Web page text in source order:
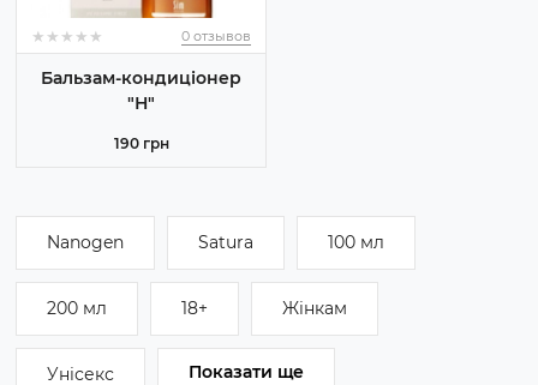
★
★ ★
★ ★
★ ★
★ ★
★ 0 отзывов
Бальзам-кондиціонер
"Н"
190 грн
Nanogen Satura 100 мл
200 мл 18+ Жінкам
Унісекс Показати ще